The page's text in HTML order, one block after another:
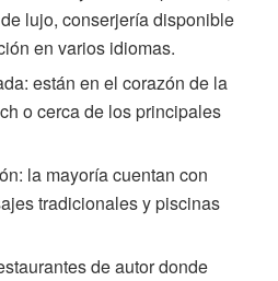
lujo, conserjería disponible
en varios idiomas.
están en el corazón de la
o cerca de los principales
la mayoría cuentan con
tradicionales y piscinas
de autor donde